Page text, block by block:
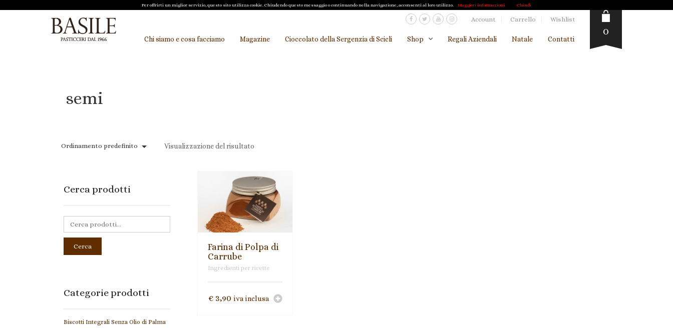
Account Carrello Wishlist
Chi siamo e cosa facciamo Magazine Cioccolato della Sergenzia di Scicli Shop Regali Aziendali Natale Contatti
0
semi
Ordinamento predefinito Visualizzazione del risultato
Farina di Polpa di
Carrube
Ingredienti per ricette
€3,90 iva inclusa
Cerca prodotti
Cerca
Categorie prodotti
Biscotti Integrali Senza Olio di Palma
Per offrirti un miglior servizio, questo sito utilizza cookie. Chiudendo questo messaggio o continuando nella navigazione, acconsenti al loro utilizzo. Maggiori informazioni Chiudi